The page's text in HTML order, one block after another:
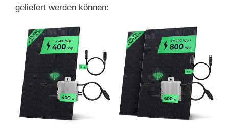
geliefert werden können: